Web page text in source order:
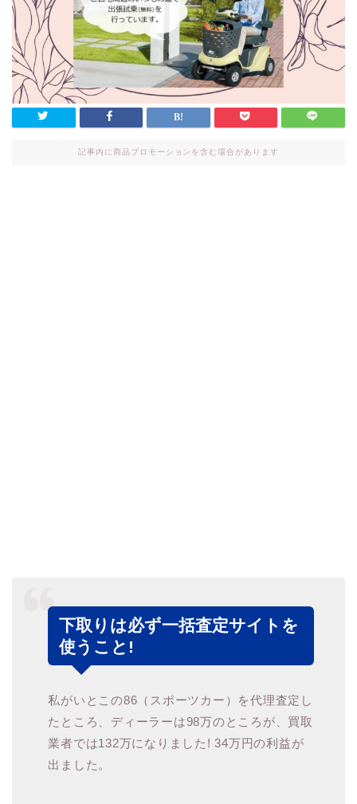
記事内に商品プロモーションを含む場合があります
下取りは必ず一括査定サイトを
使うこと!
私がいとこの86（スポーツカー）を代理査定し
たところ、ディーラーは98万のところが、買取
業者では132万になりました! 34万円の利益が
出ました。